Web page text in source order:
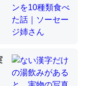
足してて両方に不
カルシウムを使わ
うのか？
昆虫はなぜ海にいな